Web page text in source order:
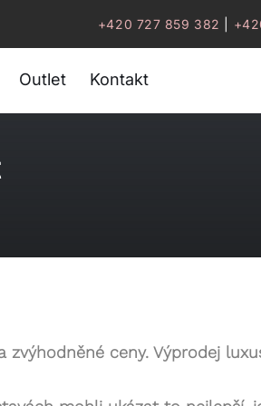
+420 727 859 382
Outlet Kontakt
ceny. Výprodej